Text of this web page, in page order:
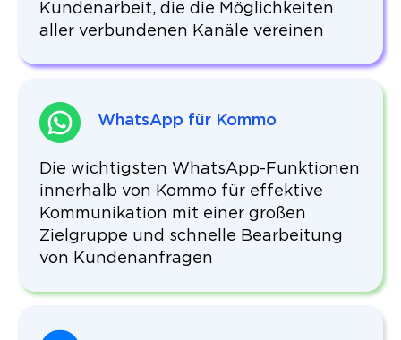
Kundenarbeit, die die Möglichkeiten
aller verbundenen Kanäle vereinen
WhatsApp für Kommo
Die wichtigsten WhatsApp-Funktionen
innerhalb von Kommo für effektive
Kommunikation mit einer großen
Zielgruppe und schnelle Bearbeitung
von Kundenanfragen